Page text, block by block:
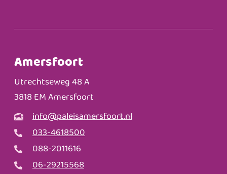
Amersfoort
Utrechtseweg 48 A
3818 EM Amersfoort
info@paleisamersfoort.nl
033-4618500
088-2011616
06-29215568